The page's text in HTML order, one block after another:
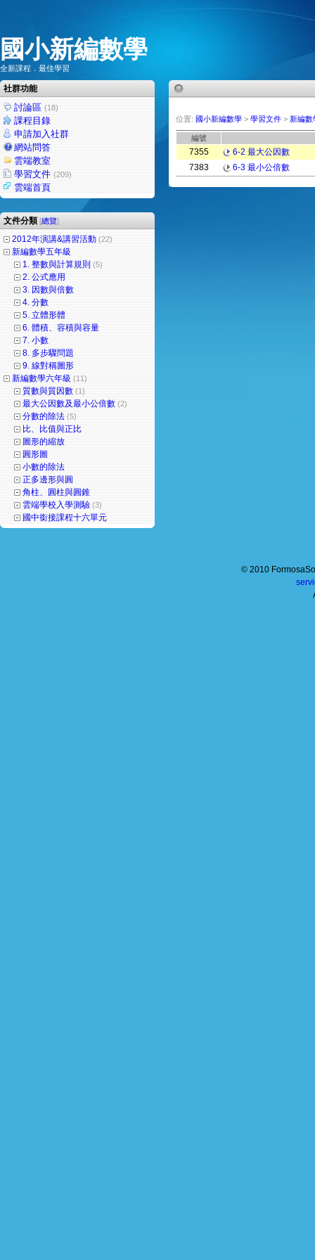
國小新編數學
全新課程．最佳學習
社群功能
討論區 (18)
課程目錄
申請加入社群
網站問答
雲端教室
學習文件 (209)
雲端首頁
文件分類 [總覽]
2012年演講&講習活動 (22)
新編數學五年級
1. 整數與計算規則 (5)
2. 公式應用
3. 因數與倍數
4. 分數
5. 立體形體
6. 體積、容積與容量
7. 小數
8. 多步驟問題
9. 線對稱圖形
新編數學六年級 (11)
質數與質因數 (1)
最大公因數及最小公倍數 (2)
分數的除法 (5)
比、比值與正比
圖形的縮放
圓形圖
小數的除法
正多邊形與圓
角柱、圓柱與圓錐
雲端學校入學測驗 (3)
國中銜接課程十六單元
位置: 國小新編數學 > 學習文件 > 新編數
編號
7355
6-2 最大公因數
7383
6-3 最小公倍數
© 2010